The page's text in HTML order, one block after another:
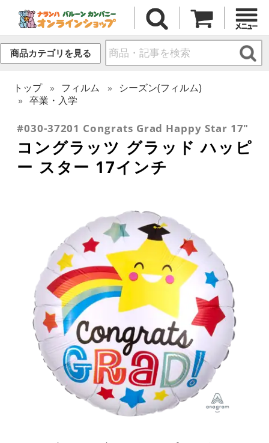
商品カテゴリを見る
トップ フィルム
シーズン(フィルム)
卒業・入学
#030-37201 Congrats Grad Happy Star 17"
コングラッツ グラッド ハッピ
ー スター 17インチ